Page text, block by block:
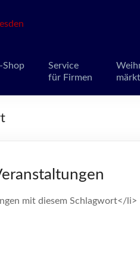
Shop
Service
für Firmen
mit diesem Schlagwort</li>